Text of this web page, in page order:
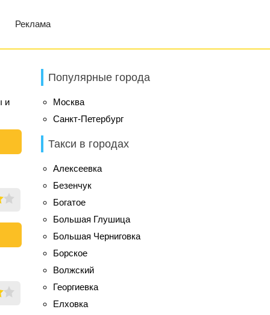
Реклама
и
Популярные города
Москва
Санкт-Петербург
Такси в городах
Алексеевка
Безенчук
Богатое
Большая Глушица
Большая Черниговка
Борское
Волжский
Георгиевка
Елховка